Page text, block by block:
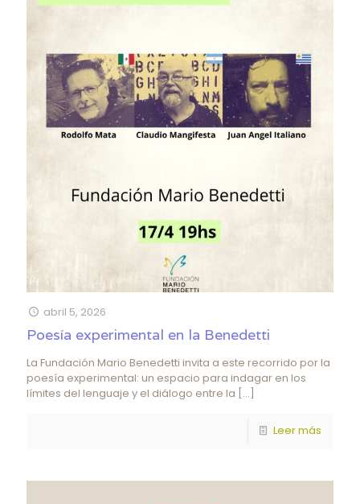
abril 5, 2026
Poesía experimental en la Benedetti
La Fundación Mario Benedetti invita a este recorrido por la
poesía experimental: un espacio para indagar en los
límites del lenguaje y el diálogo entre la […]
Leer más